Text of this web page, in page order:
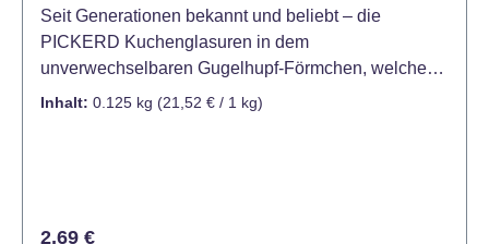
Seit Generationen bekannt und beliebt – die
PICKERD Kuchenglasuren in dem
unverwechselbaren Gugelhupf-Förmchen, welches
auf Heinrich Pickerd im Jahre 1950 zurückgeht.
Inhalt: 0.125 kg (21,52 € / 1 kg)
Regulärer Preis:
2,69 €